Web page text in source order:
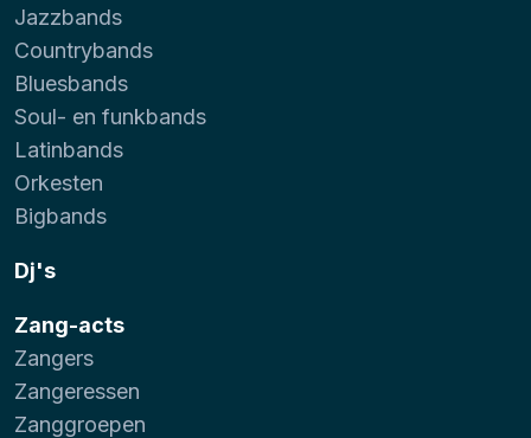
Jazzbands
Countrybands
Bluesbands
Soul- en funkbands
Latinbands
Orkesten
Bigbands
Dj's
Zang-acts
Zangers
Zangeressen
Zanggroepen